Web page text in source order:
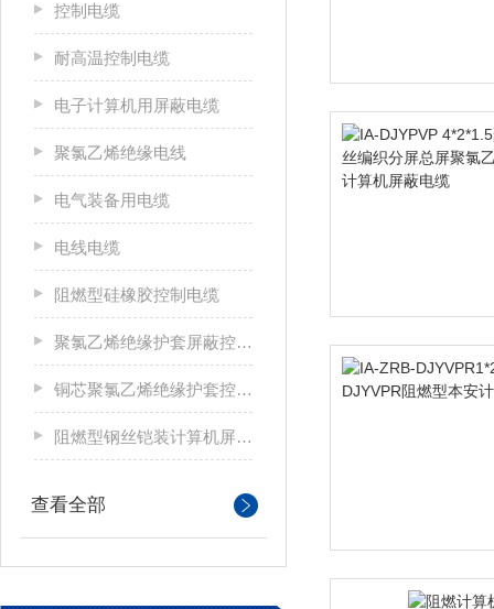
控制电缆
耐高温控制电缆
电子计算机用屏蔽电缆
聚氯乙烯绝缘电线
电气装备用电缆
电线电缆
阻燃型硅橡胶控制电缆
聚氯乙烯绝缘护套屏蔽控制电缆
铜芯聚氯乙烯绝缘护套控制电缆
阻燃型钢丝铠装计算机屏蔽电缆
查看全部